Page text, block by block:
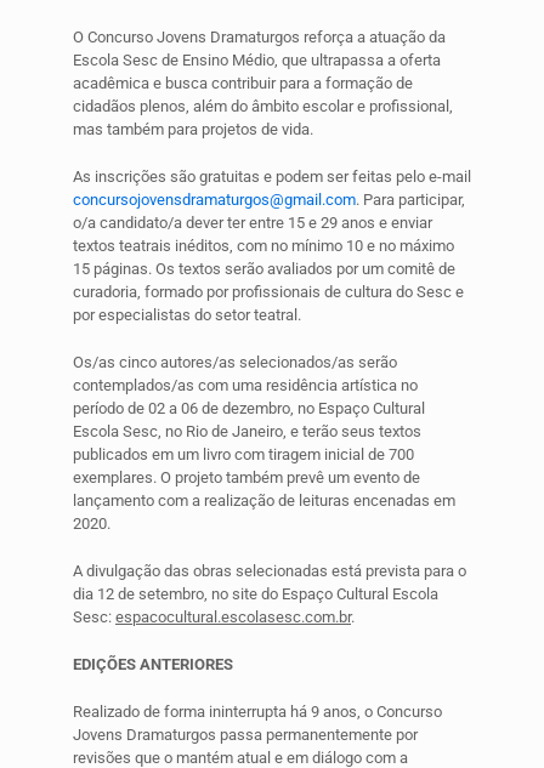
O Concurso Jovens Dramaturgos reforça a atuação da
Escola Sesc de Ensino Médio, que ultrapassa a oferta
acadêmica e busca contribuir para a formação de
cidadãos plenos, além do âmbito escolar e profissional,
mas também para projetos de vida.
As inscrições são gratuitas e podem ser feitas pelo e-mail
concursojovensdramaturgos@gmail.com. Para participar,
o/a candidato/a dever ter entre 15 e 29 anos e enviar
textos teatrais inéditos, com no mínimo 10 e no máximo
15 páginas. Os textos serão avaliados por um comitê de
curadoria, formado por profissionais de cultura do Sesc e
por especialistas do setor teatral.
Os/as cinco autores/as selecionados/as serão
contemplados/as com uma residência artística no
período de 02 a 06 de dezembro, no Espaço Cultural
Escola Sesc, no Rio de Janeiro, e terão seus textos
publicados em um livro com tiragem inicial de 700
exemplares. O projeto também prevê um evento de
lançamento com a realização de leituras encenadas em
2020.
A divulgação das obras selecionadas está prevista para o
dia 12 de setembro, no site do Espaço Cultural Escola
Sesc: espacocultural.escolasesc.com.br.
EDIÇÕES ANTERIORES
Realizado de forma ininterrupta há 9 anos, o Concurso
Jovens Dramaturgos passa permanentemente por
revisões que o mantém atual e em diálogo com a